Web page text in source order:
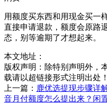
用额度买东西和用现金买一
直接申请退款，额度会原路
态，别等逾期了才想起来。
本文地址：
版权声明： 除特别声明外，
载请以超链接形式注明出处！
上一篇： 鹿优选提现步骤详
音月付额度怎么提出来？闲